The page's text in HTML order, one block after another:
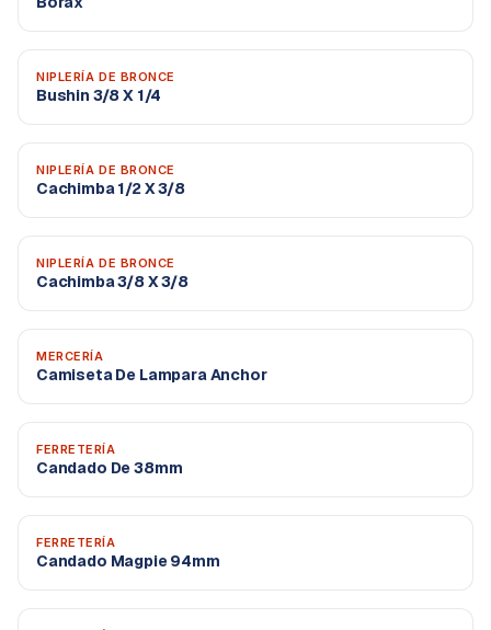
NIPLERÍA DE BRONCE
Bushin 3/8 X 1/4
NIPLERÍA DE BRONCE
Cachimba 1/2 X 3/8
NIPLERÍA DE BRONCE
Cachimba 3/8 X 3/8
MERCERÍA
Camiseta De Lampara Anchor
FERRETERÍA
Candado De 38mm
FERRETERÍA
Candado Magpie 94mm